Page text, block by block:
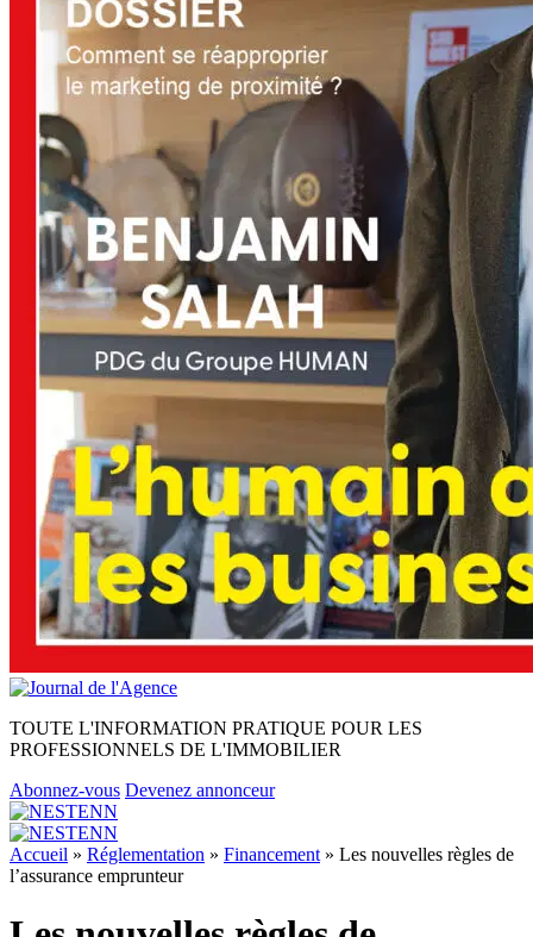
TOUTE L'INFORMATION PRATIQUE POUR LES
PROFESSIONNELS DE L'IMMOBILIER
Abonnez-vous Devenez annonceur
Accueil » Réglementation » Financement » Les nouvelles règles de
l’assurance emprunteur